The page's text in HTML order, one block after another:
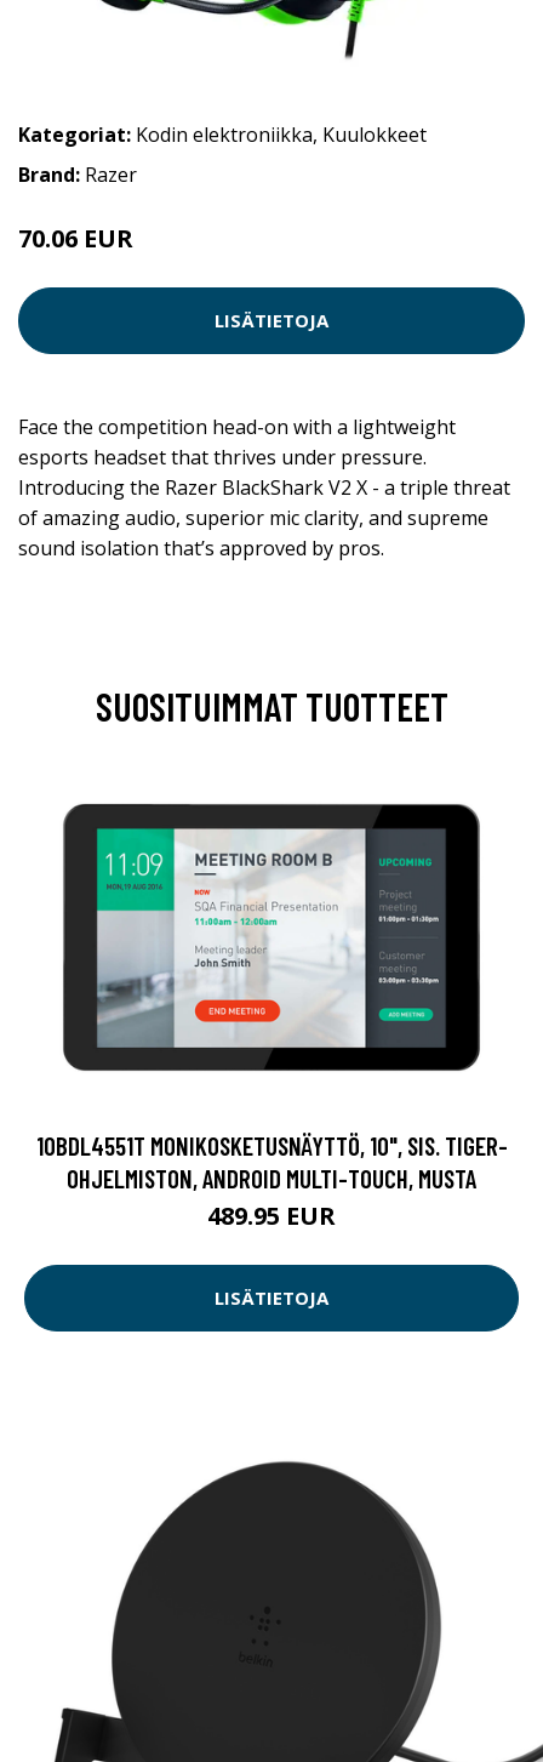
Kategoriat: Kodin elektroniikka, Kuulokkeet
Brand: Razer
70.06 EUR
LISÄTIETOJA
Face the competition head-on with a lightweight
esports headset that thrives under pressure.
Introducing the Razer BlackShark V2 X - a triple threat
of amazing audio, superior mic clarity, and supreme
sound isolation that’s approved by pros.
SUOSITUIMMAT TUOTTEET
10BDL4551T MONIKOSKETUSNÄYTTÖ, 10", SIS. TIGER-
OHJELMISTON, ANDROID MULTI-TOUCH, MUSTA
489.95 EUR
LISÄTIETOJA